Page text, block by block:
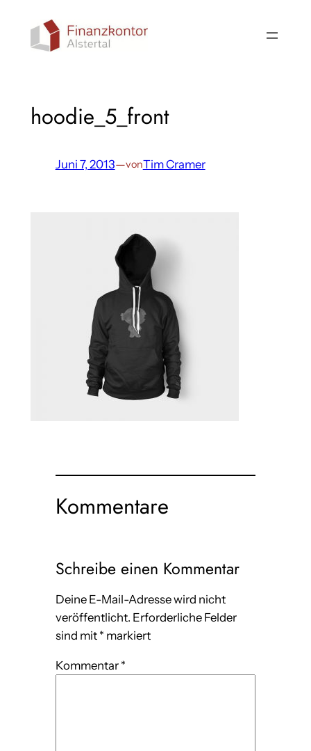
Inhalt
hoodie_5_front
Juni 7, 2013—vonTim Cramer
Kommentare
Schreibe einen Kommentar
Deine E-Mail-Adresse wird nicht
veröffentlicht. Erforderliche Felder
sind mit * markiert
Kommentar *